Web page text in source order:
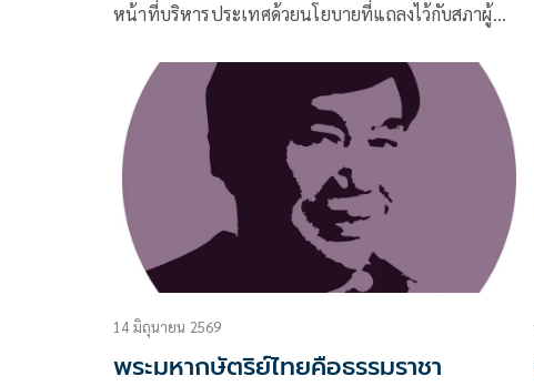
หน้าที่บริหารประเทศด้วยนโยบายที่แถลงไว้กับสภาผู้
ที่หาเสียงไว้ ในขณะเดียวกันก็จะมีฝ่ายค้านทำหน้าที่ตรวจ
สอบการทำงานของรัฐบาล
14 มิถุนายน 2569
พระมหากษัตริย์ไทยคือธรรมราชา